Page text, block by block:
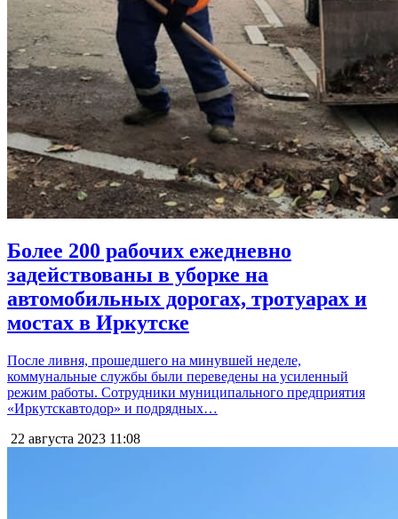
Более 200 рабочих ежедневно
задействованы в уборке на
автомобильных дорогах, тротуарах и
мостах в Иркутске
После ливня, прошедшего на минувшей неделе,
коммунальные службы были переведены на усиленный
режим работы. Сотрудники муниципального предприятия
«Иркутскавтодор» и подрядных…
22 августа 2023 11:08